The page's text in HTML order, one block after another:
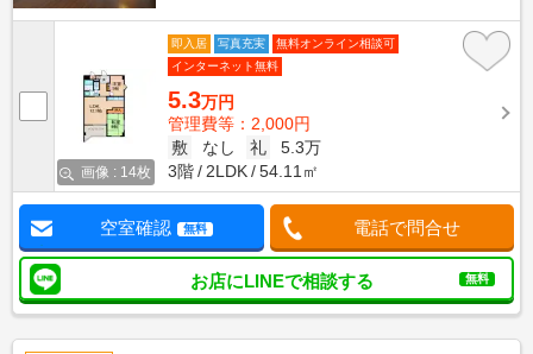
画像 : 14枚
即入居 写真充実
無料オンライン相談可
インターネット無料
5.3万円
管理費等：2,000円
敷
なし 礼
5.3万
3階
2LDK 54.11㎡
空室確認 無料 電話で問合せ
お店にLINEで相談する 無料